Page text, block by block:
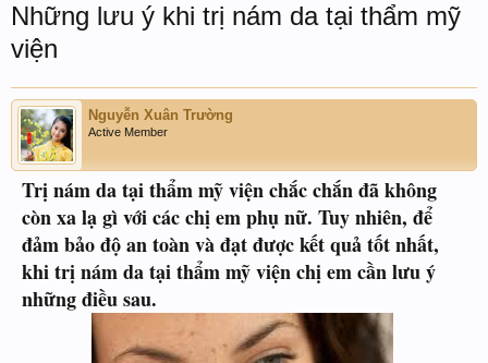
Những lưu ý khi trị nám da tại thẩm mỹ
viện
Nguyễn Xuân Trường
Active Member
Trị nám da tại thẩm mỹ viện chắc chắn đã không
còn xa lạ gì với các chị em phụ nữ. Tuy nhiên, để
đảm bảo độ an toàn và đạt được kết quả tốt nhất,
khi trị nám da tại thẩm mỹ viện chị em cần lưu ý
những điều sau.